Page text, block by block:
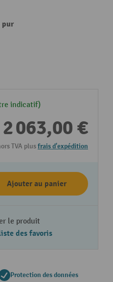
pur
indicatif)
2 063,00 €
TVA plusfrais d'expédition
Ajouter au panier
le produit
des favoris
Protection des données